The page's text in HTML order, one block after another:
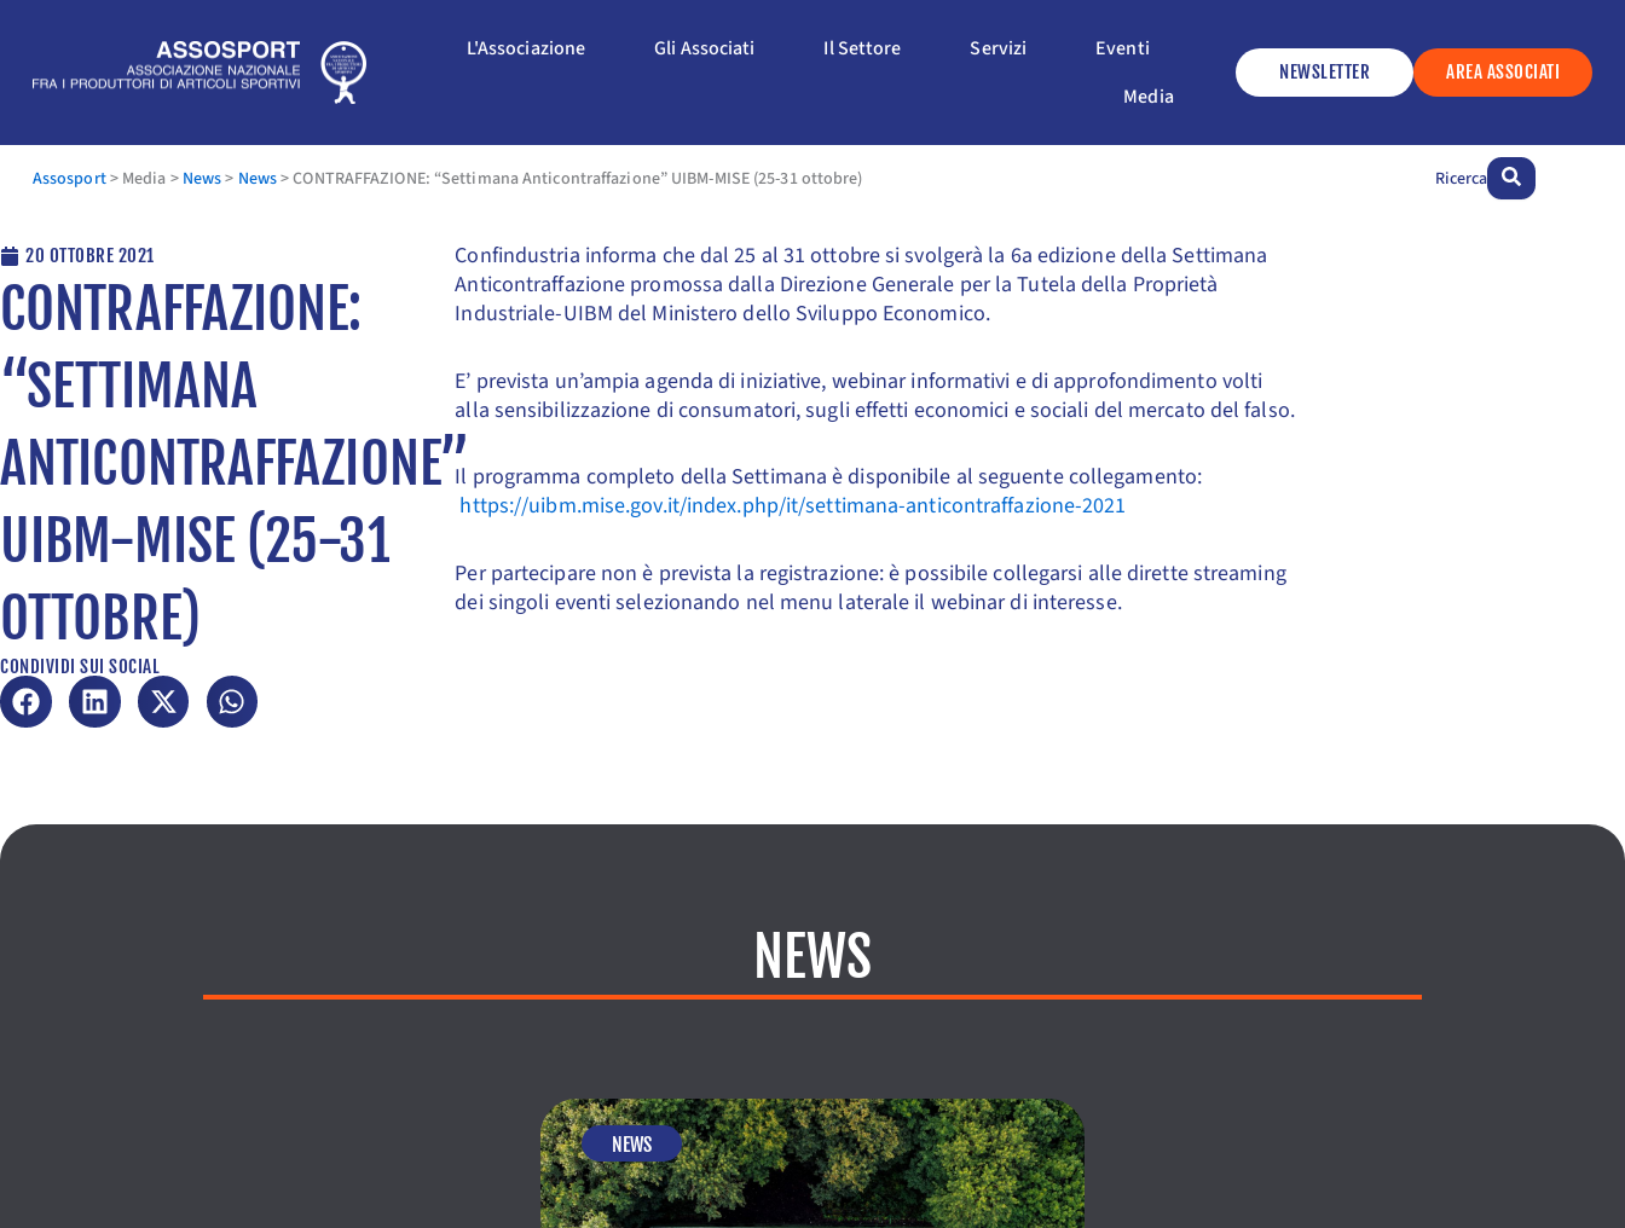
contenuto
L'Associazione Apri L'Associazione
Gli Associati Apri Gli Associati
Il Settore Apri Il Settore
Servizi Apri ServiziEventi
Media Apri Media
NEWSLETTER AREA ASSOCIATI
Assosport> Media > News> News>CONTRAFFAZIONE: “Settimana Anticontraffazione” UIBM-MISE (25-31 ottobre) Ricerca
20 OTTOBRE 2021
CONTRAFFAZIONE:
“SETTIMANA
ANTICONTRAFFAZIONE”
UIBM-MISE (25-31
OTTOBRE)
CONDIVIDI SUI SOCIAL
Confindustria informa che dal 25 al 31 ottobre si svolgerà la 6a edizione della Settimana
Anticontraffazione promossa dalla Direzione Generale per la Tutela della Proprietà
Industriale-UIBM del Ministero dello Sviluppo Economico.
E’ prevista un’ampia agenda di iniziative, webinar informativi e di approfondimento volti
alla sensibilizzazione di consumatori, sugli effetti economici e sociali del mercato del falso.
Il programma completo della Settimana è disponibile al seguente collegamento:
https://uibm.mise.gov.it/index.php/it/settimana-anticontraffazione-2021
Per partecipare non è prevista la registrazione: è possibile collegarsi alle dirette streaming
dei singoli eventi selezionando nel menu laterale il webinar di interesse.
NEWS
NEWS